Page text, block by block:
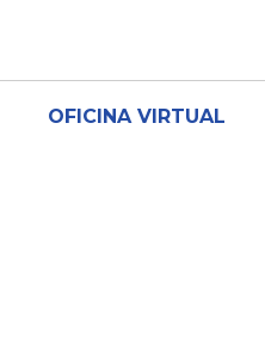
OFICINA VIRTUAL